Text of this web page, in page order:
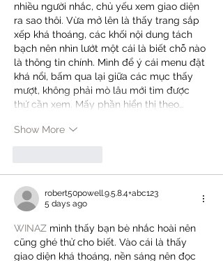
nhiều người nhắc, chủ yếu xem giao diện
ra sao thôi. Vừa mở lên là thấy trang sắp
xếp khá thoáng, các khối nội dung tách
bạch nên nhìn lướt một cái là biết chỗ nào
là thông tin chính. Mình để ý cái menu đặt
khá nổi, bấm qua lại giữa các mục thấy
mượt, không phải mò lâu mới tìm được
thứ cần xem. Mấy phần hiển thị theo…
Show More
robert50powell.9.5.8.4+abc123
5 days ago
WINAZ mình thấy bạn bè nhắc hoài nên
cũng ghé thử cho biết. Vào cái là thấy
giao diện khá thoáng, nền sáng nên đọc